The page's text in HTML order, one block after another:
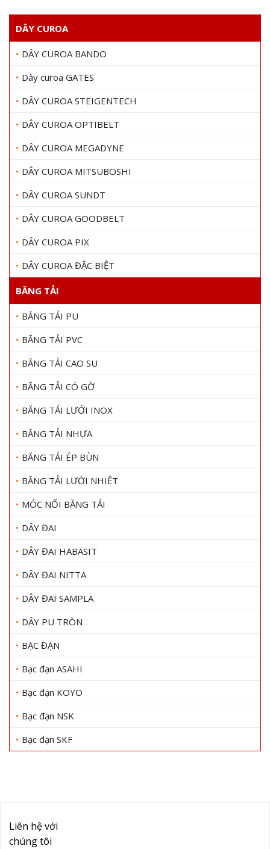
DÂY CUROA
DÂY CUROA BANDO
Dây curoa GATES
DÂY CUROA STEIGENTECH
DÂY CUROA OPTIBELT
DÂY CUROA MEGADYNE
DÂY CUROA MITSUBOSHI
DÂY CUROA SUNDT
DÂY CUROA GOODBELT
DÂY CUROA PIX
DÂY CUROA ĐẶC BIỆT
BĂNG TẢI
BĂNG TẢI PU
BĂNG TẢI PVC
BĂNG TẢI CAO SU
BĂNG TẢI CÓ GỜ
BĂNG TẢI LƯỚI INOX
BĂNG TẢI NHỰA
BĂNG TẢI ÉP BÙN
BĂNG TẢI LƯỚI NHIỆT
MÓC NỐI BĂNG TẢI
DÂY ĐAI
DÂY ĐAI HABASIT
DÂY ĐAI NITTA
DÂY ĐAI SAMPLA
DÂY PU TRÒN
BẠC ĐẠN
Bạc đạn ASAHI
Bạc đạn KOYO
Bạc đạn NSK
Bạc đạn SKF
Liên hệ với
chúng tôi